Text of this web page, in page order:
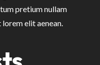
pretium nullam
elit aenean.